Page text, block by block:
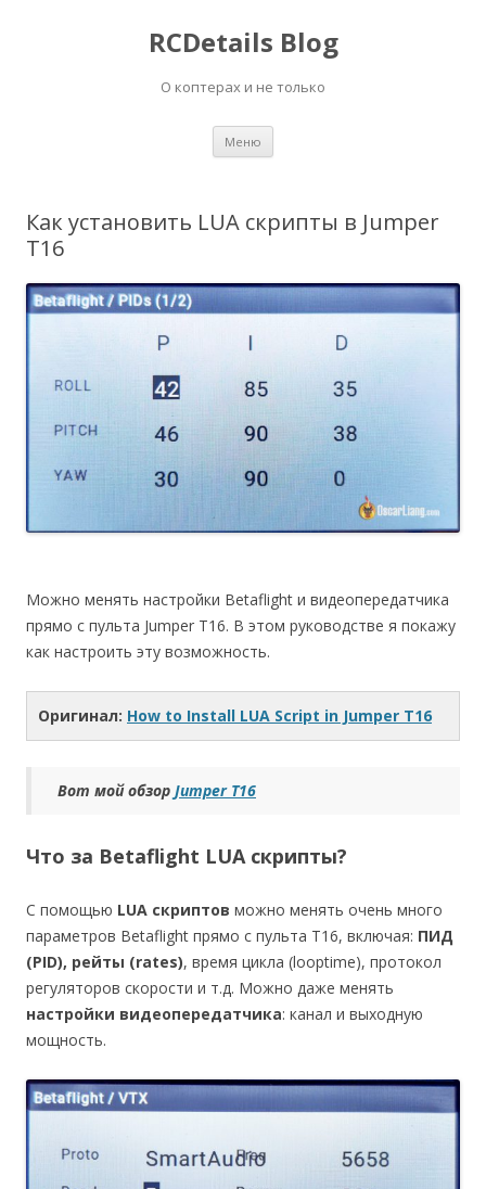
RCDetails Blog
О коптерах и не только
Меню
Как установить LUA скрипты в Jumper
T16
Можно менять настройки Betaflight и видеопередатчика
прямо с пульта Jumper T16. В этом руководстве я покажу
как настроить эту возможность.
Оригинал: How to Install LUA Script in Jumper T16
Вот мой обзор Jumper T16
Что за Betaflight LUA скрипты?
С помощью LUA скриптов можно менять очень много
параметров Betaflight прямо с пульта T16, включая: ПИД
(PID), рейты (rates), время цикла (looptime), протокол
регуляторов скорости и т.д. Можно даже менять
настройки видеопередатчика: канал и выходную
мощность.